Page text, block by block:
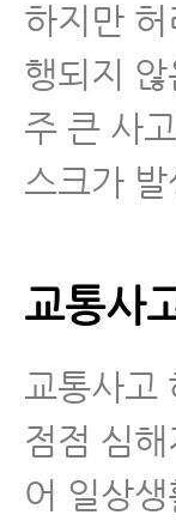
하지만
행되지
주 큰 사
스크가
교통사
교통사고
점점 심
어 일상